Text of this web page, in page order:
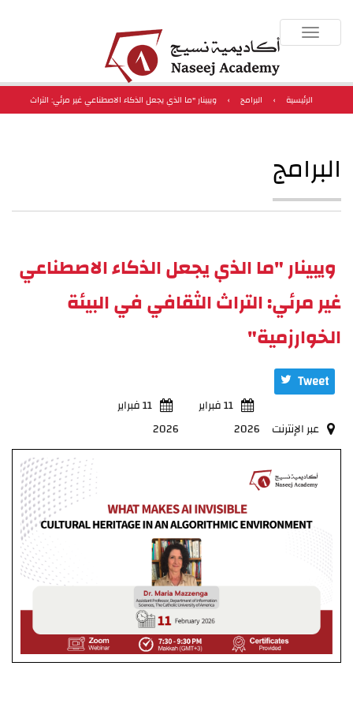
Toggle
navigation
الرئيسية › البرامج ›
ويبينار "ما الذي يجعل الذكاء الاصطناعي غير مرئي: التراث
البرامج
ويبينار "ما الذي يجعل الذكاء الاصطناعي
غير مرئي: التراث الثقافي في البيئة
الخوارزمية"
Tweet
عبر الإنترنت
11 فبراير
2026
11 فبراير
2026